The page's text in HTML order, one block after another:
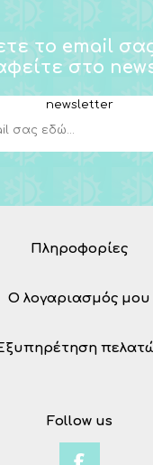
το email
στο
newsletter
Πληροφορίες
Ο λογαριασμός μου
Follow us